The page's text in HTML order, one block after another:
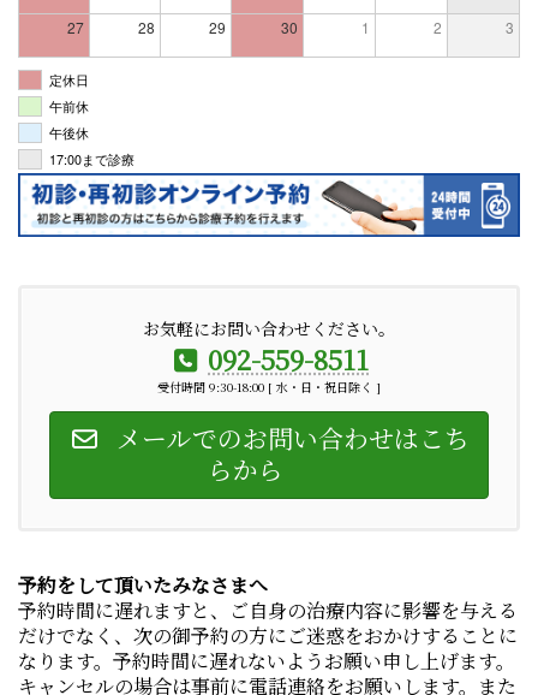
27 28 29 30 1 2 3
定休日
午前休
午後休
17:00まで診療
お気軽にお問い合わせください。
092-559-8511
受付時間 9:30-18:00 [ 水・日・祝日除く ]
メールでのお問い合わせはこち
らから
予約をして頂いたみなさまへ
予約時間に遅れますと、ご自身の治療内容に影響を与える
だけでなく、次の御予約の方にご迷惑をおかけすることに
なります。予約時間に遅れないようお願い申し上げます。
キャンセルの場合は事前に電話連絡をお願いします。また